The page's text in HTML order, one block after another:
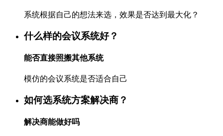
系统根据自己的想法来选，效果是否达到最大化？
什么样的会议系统好？
能否直接照搬其他系统
模仿的会议系统是否适合自己
如何选系统方案解决商？
解决商能做好吗